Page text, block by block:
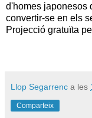
d'homes japonesos
convertir-se en els
Projecció gratuïta
Llop Segarrenc a les
Comparteix